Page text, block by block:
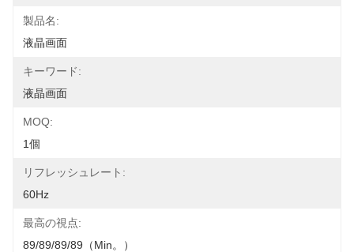
製品名:
液晶画面
キーワード:
液晶画面
MOQ:
1個
リフレッシュレート:
60Hz
最高の視点:
89/89/89/89（min。）